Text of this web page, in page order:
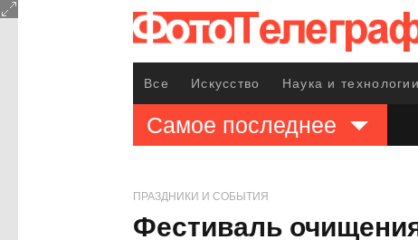
Все Искусство Наука и технологии
Самое последнее
ПРАЗДНИКИ И СОБЫТИЯ
Фестиваль